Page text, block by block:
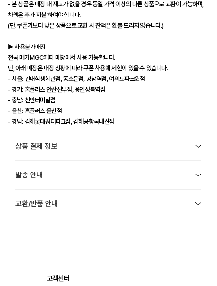
- 본 상품은 매장 내 재고가 없을 경우 동일 가격 이상의 다른 상품으로 교환이 가능하며,
차액은 추가 지불 하여야 합니다.
(단, 쿠폰가보다 낮은 상품으로 교환 시 잔액은 환불 드리지 않습니다.)
▶ 사용불가매장
전국 메가MGC커피 매장에서 사용 가능합니다.
단, 아래 매장은 매장 상황에 따라 쿠폰 사용에 제한이 있을 수 있습니다.
- 서울: 건대학생회관점, 동소문점, 강남역점, 여의도파크원점
- 경기: 홈플러스 안산선부점, 용인성복역점
- 충남: 천안터미널점
- 울산: 홈플러스 울산점
- 경남: 김해롯데워터파크점, 김해공항국내선점
상품 결제 정보
발송 안내
교환/반품 안내
고객센터